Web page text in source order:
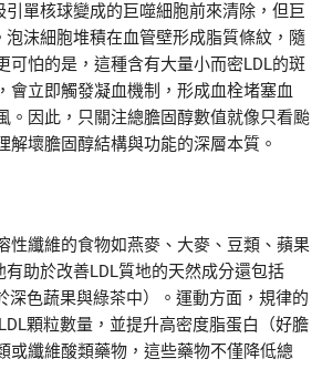
單核球變成的巨噬細胞前來清除，但巨
沫細胞堆積在血管壁形成脂質條紋，隨
怕的是，這種含有大量小而密LDL的斑
會立即觸發凝血機制，形成血栓堵塞血
。因此，只關注總膽固醇數值就像只看颱
壞膽固醇結構與功能的深層本質。
纖維的食物如燕麥、大麥、豆類、蘋果
助於改善LDL質地的天然成分還包括
深色蔬果與綠茶中）。運動方面，規律的
顆粒數量，並提升高密度脂蛋白（好膽
或纖維酸類藥物，這些藥物不僅降低總